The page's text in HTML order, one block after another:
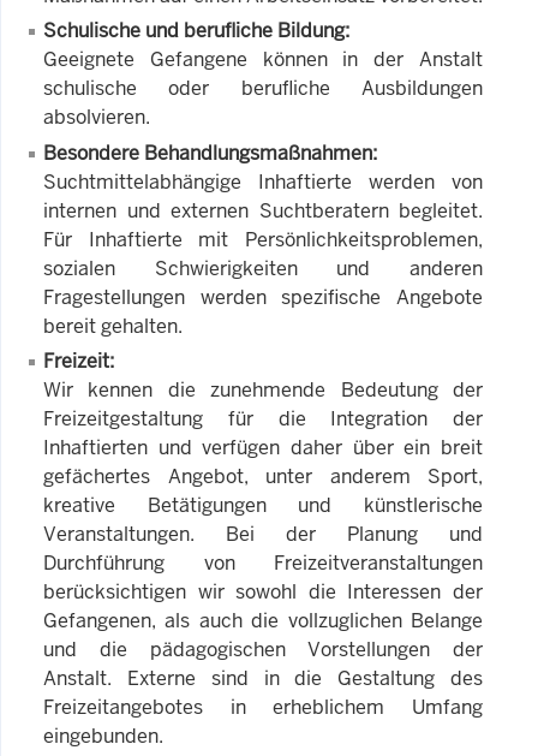
Schulische und berufliche Bildung:
Geeignete Gefangene können in der Anstalt
schulische oder berufliche Ausbildungen
absolvieren.
Besondere Behandlungsmaßnahmen:
Suchtmittelabhängige Inhaftierte werden von
internen und externen Suchtberatern begleitet.
Für Inhaftierte mit Persönlichkeitsproblemen,
sozialen Schwierigkeiten und anderen
Fragestellungen werden spezifische Angebote
bereit gehalten.
Freizeit:
Wir kennen die zunehmende Bedeutung der
Freizeitgestaltung für die Integration der
Inhaftierten und verfügen daher über ein breit
gefächertes Angebot, unter anderem Sport,
kreative Betätigungen und künstlerische
Veranstaltungen. Bei der Planung und
Durchführung von Freizeitveranstaltungen
berücksichtigen wir sowohl die Interessen der
Gefangenen, als auch die vollzuglichen Belange
und die pädagogischen Vorstellungen der
Anstalt. Externe sind in die Gestaltung des
Freizeitangebotes in erheblichem Umfang
eingebunden.